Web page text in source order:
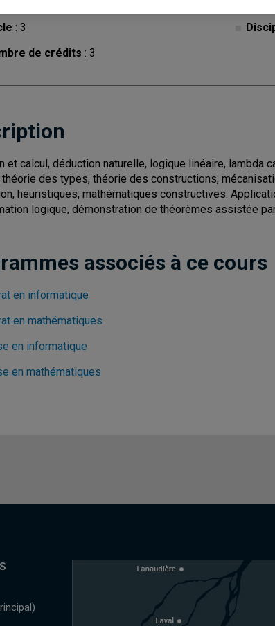
: 3
de crédits : 3
et calcul, déduction naturelle, logique linéaire, lambda
des types, théorie des constructions,
heuristiques, mathématiques constructives.
logique, démonstration de théorèmes assistée
associés à ce cours
en informatique
en mathématiques
en informatique
en mathématiques